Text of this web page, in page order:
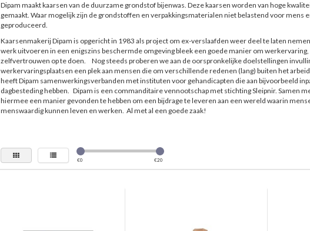
Dipam maakt kaarsen van de duurzame grondstof bijenwas. Deze kaarsen worden van hoge
gemaakt. Waar mogelijk zijn de grondstoffen en verpakkingsmaterialen niet belastend voor mens
geproduceerd.
Kaarsenmakerij Dipam is opgericht in 1983 als project om ex-verslaafden weer deel te laten
werk uitvoeren in een enigszins beschermde omgeving bleek een goede manier om
zelfvertrouwen op te doen. Nog steeds proberen we aan de oorspronkelijke doelstellingen
werkervaringsplaatsen een plek aan mensen die om verschillende redenen (lang) buiten het
heeft Dipam samenwerkingsverbanden met instituten voor gehandicapten die aan bijvoorbeeld
dagbesteding hebben. Dipam is een commanditaire vennootschap met stichting Sleipnir. Samen
hiermee een manier gevonden te hebben om een bijdrage te leveren aan een wereld waarin
menswaardig kunnen leven en werken. Al met al een goede zaak!
€0 €20